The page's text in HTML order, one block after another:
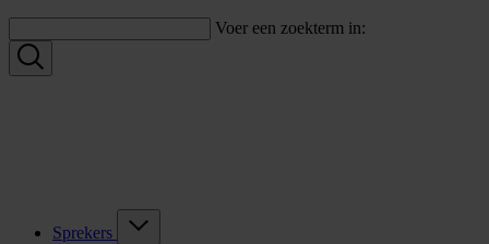
Voer een zoekterm in:
Sprekers